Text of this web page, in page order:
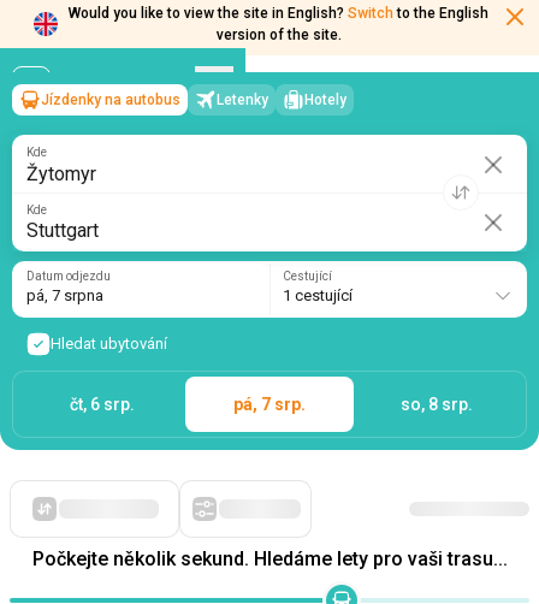
Would you like to view the site in English? Switch to the English
version of the site.
Žytomyr →Stuttgart
pá, 7 srpna/1 cestující
Jízdenky na autobus Letenky Hotely
Kde
Kde
Datum odjezdu
pá, 7 srpna
Cestující
1 cestující
Hledat ubytování
čt, 6 srp. pá, 7 srp. so, 8 srp.